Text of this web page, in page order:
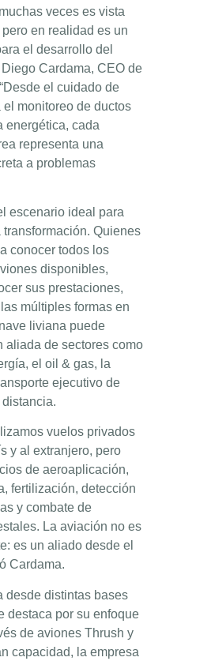
veces es vista
en realidad es un
el desarrollo del
Cardama, CEO de
el cuidado de
monitoreo de ductos
energética, cada
representa una
a problemas
escenario ideal para
Quienes
conocer todos los
disponibles,
sus prestaciones,
múltiples formas en
liviana puede
aliada de sectores como
el oil & gas, la
ejecutivo de
vuelos privados
y al extranjero, pero
de aeroaplicación,
fertilización, detección
y combate de
La aviación no es
es un aliado desde el
Cardama.
desde distintas bases
destaca por su enfoque
de aviones Thrush y
capacidad, la empresa